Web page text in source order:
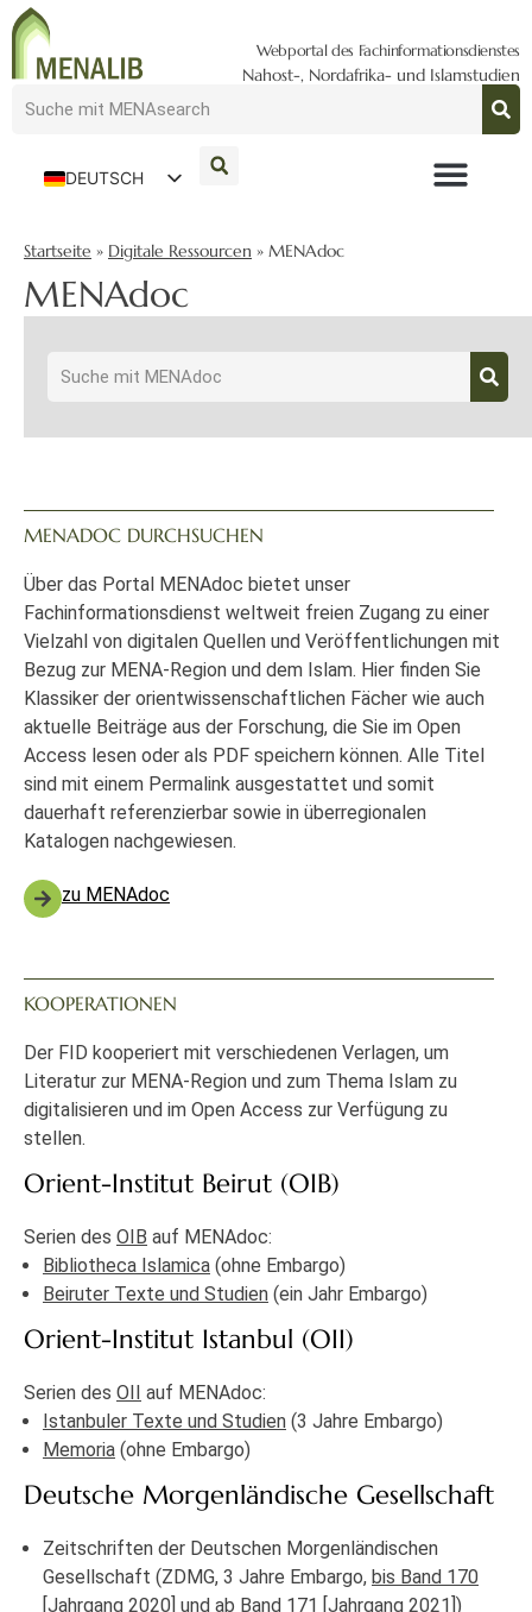
Webportal des Fachinformationsdienstes
Nahost-, Nordafrika- und Islamstudien
DEUTSCH
Startseite » Digitale Ressourcen » MENAdoc
MENAdoc
MENADOC DURCHSUCHEN
Über das Portal MENAdoc bietet unser
Fachinformationsdienst weltweit freien Zugang zu einer
Vielzahl von digitalen Quellen und Veröffentlichungen mit
Bezug zur MENA-Region und dem Islam. Hier finden Sie
Klassiker der orientwissenschaftlichen Fächer wie auch
aktuelle Beiträge aus der Forschung, die Sie im Open
Access lesen oder als PDF speichern können. Alle Titel
sind mit einem Permalink ausgestattet und somit
dauerhaft referenzierbar sowie in überregionalen
Katalogen nachgewiesen.
zu MENAdoc
KOOPERATIONEN
Der FID kooperiert mit verschiedenen Verlagen, um
Literatur zur MENA-Region und zum Thema Islam zu
digitalisieren und im Open Access zur Verfügung zu
stellen.
Orient-Institut Beirut (OIB)
Serien des OIB auf MENAdoc:
Bibliotheca Islamica (ohne Embargo)
Beiruter Texte und Studien (ein Jahr Embargo)
Orient-Institut Istanbul (OII)
Serien des OII auf MENAdoc:
Istanbuler Texte und Studien (3 Jahre Embargo)
Memoria (ohne Embargo)
Deutsche Morgenländische Gesellschaft
Zeitschriften der Deutschen Morgenländischen
Gesellschaft (ZDMG, 3 Jahre Embargo, bis Band 170
[Jahrgang 2020] und ab Band 171 [Jahrgang 2021])